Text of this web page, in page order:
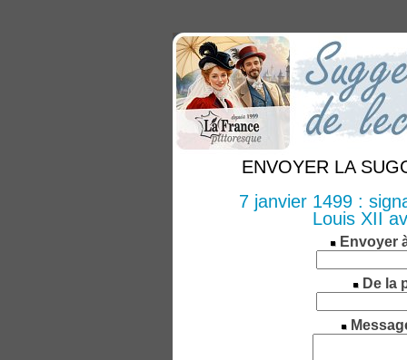
ENVOYER LA
7 janvier 1499 :
Louis XII
Envoyer
De la